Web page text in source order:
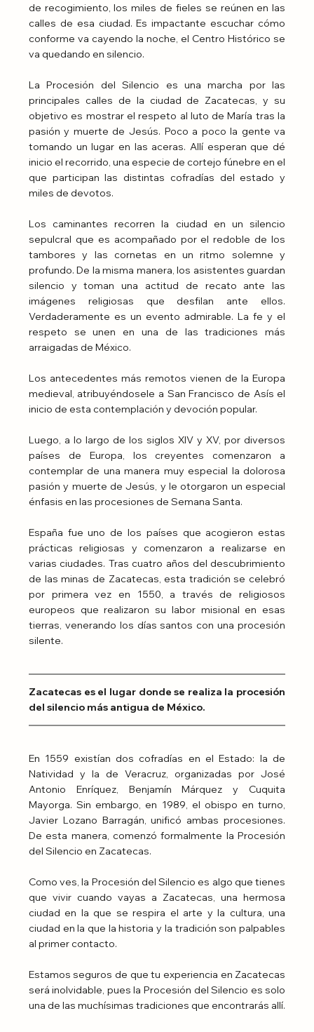
de recogimiento, los miles de fieles se reúnen en las
calles de esa ciudad. Es impactante escuchar cómo
conforme va cayendo la noche, el Centro Histórico se
va quedando en silencio.
La Procesión del Silencio es una marcha por las
principales calles de la ciudad de Zacatecas, y su
objetivo es mostrar el respeto al luto de María tras la
pasión y muerte de Jesús. Poco a poco la gente va
tomando un lugar en las aceras. Allí esperan que dé
inicio el recorrido, una especie de cortejo fúnebre en el
que participan las distintas cofradías del estado y
miles de devotos.
Los caminantes recorren la ciudad en un silencio
sepulcral que es acompañado por el redoble de los
tambores y las cornetas en un ritmo solemne y
profundo. De la misma manera, los asistentes guardan
silencio y toman una actitud de recato ante las
imágenes religiosas que desfilan ante ellos.
Verdaderamente es un evento admirable. La fe y el
respeto se unen en una de las tradiciones más
arraigadas de México.
Los antecedentes más remotos vienen de la Europa
medieval, atribuyéndosele a San Francisco de Asís el
inicio de esta contemplación y devoción popular.
Luego, a lo largo de los siglos XIV y XV, por diversos
países de Europa, los creyentes comenzaron a
contemplar de una manera muy especial la dolorosa
pasión y muerte de Jesús, y le otorgaron un especial
énfasis en las procesiones de Semana Santa.
España fue uno de los países que acogieron estas
prácticas religiosas y comenzaron a realizarse en
varias ciudades. Tras cuatro años del descubrimiento
de las minas de Zacatecas, esta tradición se celebró
por primera vez en 1550, a través de religiosos
europeos que realizaron su labor misional en esas
tierras, venerando los días santos con una procesión
silente.
Zacatecas es el lugar donde se realiza la procesión
del silencio más antigua de México.
En 1559 existían dos cofradías en el Estado: la de
Natividad y la de Veracruz, organizadas por José
Antonio Enríquez, Benjamín Márquez y Cuquita
Mayorga. Sin embargo, en 1989, el obispo en turno,
Javier Lozano Barragán, unificó ambas procesiones.
De esta manera, comenzó formalmente la Procesión
del Silencio en Zacatecas.
Como ves, la Procesión del Silencio es algo que tienes
que vivir cuando vayas a Zacatecas, una hermosa
ciudad en la que se respira el arte y la cultura, una
ciudad en la que la historia y la tradición son palpables
al primer contacto.
Estamos seguros de que tu experiencia en Zacatecas
será inolvidable, pues la Procesión del Silencio es solo
una de las muchísimas tradiciones que encontrarás allí.